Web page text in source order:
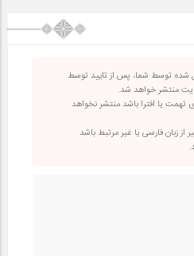
شده توسط شما، پس از تایید توسط
منتشر خواهد شد.
تهمت یا افترا باشد منتشر نخواهد
از زبان فارسی یا غیر مرتبط باشد